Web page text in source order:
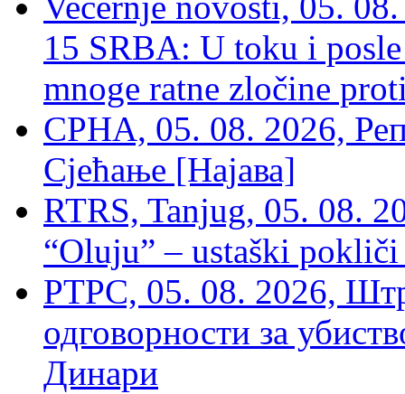
15 SRBA: U toku i
mnoge ratne zločine
СРНА, 05. 08. 2026,
Сјећање [Најава]
RTRS, Tanjug, 05. 08.
“Oluju” – ustaški
РТРС, 05. 08. 2026,
одговорности за
Динари